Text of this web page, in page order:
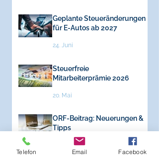
Geplante Steueränderungen
für E-Autos ab 2027
24. Juni
Steuerfreie
Mitarbeiterprämie 2026
20. Mai
ORF-Beitrag: Neuerungen &
Tipps
30. März
Telefon Email Facebook